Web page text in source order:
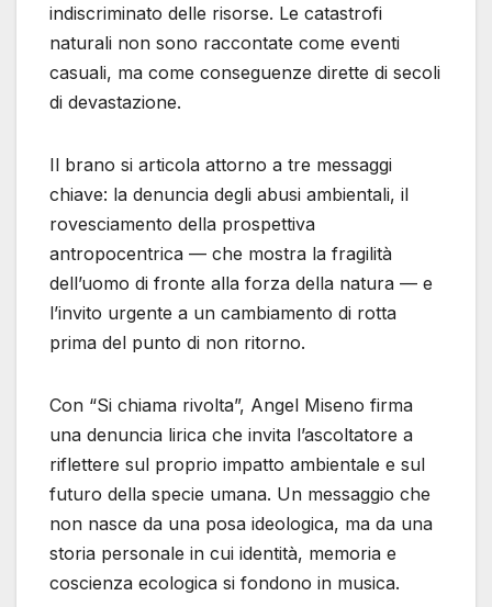
indiscriminato delle risorse. Le catastrofi
naturali non sono raccontate come eventi
casuali, ma come conseguenze dirette di secoli
di devastazione.
Il brano si articola attorno a tre messaggi
chiave: la denuncia degli abusi ambientali, il
rovesciamento della prospettiva
antropocentrica — che mostra la fragilità
dell’uomo di fronte alla forza della natura — e
l’invito urgente a un cambiamento di rotta
prima del punto di non ritorno.
Con “Si chiama rivolta”, Angel Miseno firma
una denuncia lirica che invita l’ascoltatore a
riflettere sul proprio impatto ambientale e sul
futuro della specie umana. Un messaggio che
non nasce da una posa ideologica, ma da una
storia personale in cui identità, memoria e
coscienza ecologica si fondono in musica.